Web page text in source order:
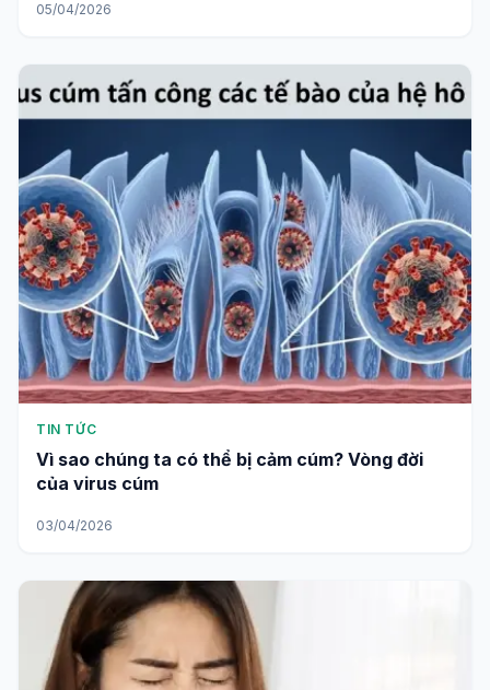
05/04/2026
TIN TỨC
Vì sao chúng ta có thể bị cảm cúm? Vòng đời
của virus cúm
03/04/2026